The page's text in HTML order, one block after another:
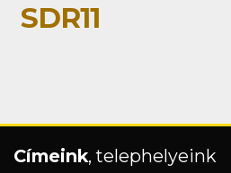
SDR11
Címeink, telephelyeink